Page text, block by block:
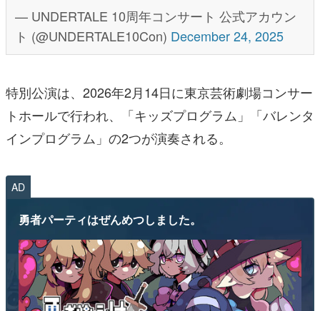
— UNDERTALE 10周年コンサート 公式アカウン
ト (@UNDERTALE10Con) December 24, 2025
特別公演は、2026年2月14日に東京芸術劇場コンサー
トホールで行われ、「キッズプログラム」「バレンタ
インプログラム」の2つが演奏される。
AD
勇者パーティはぜんめつしました。